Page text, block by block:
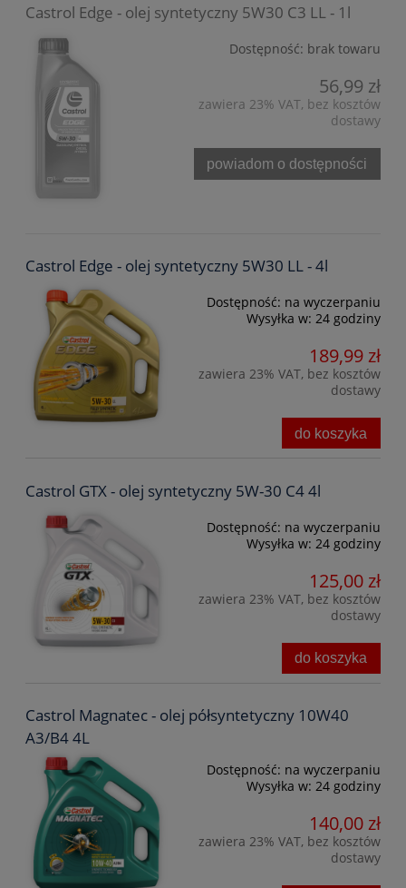
Castrol Edge - olej syntetyczny 5W30 C3 LL - 1l
Dostępność: brak towaru
56,99 zł
zawiera 23% VAT, bez kosztów
dostawy
powiadom o dostępności
Castrol Edge - olej syntetyczny 5W30 LL - 4l
Dostępność: na wyczerpaniu
Wysyłka w: 24 godziny
189,99 zł
zawiera 23% VAT, bez kosztów
dostawy
do koszyka
Castrol GTX - olej syntetyczny 5W-30 C4 4l
Dostępność: na wyczerpaniu
Wysyłka w: 24 godziny
125,00 zł
zawiera 23% VAT, bez kosztów
dostawy
do koszyka
Castrol Magnatec - olej półsyntetyczny 10W40
A3/B4 4L
Dostępność: na wyczerpaniu
Wysyłka w: 24 godziny
140,00 zł
zawiera 23% VAT, bez kosztów
dostawy